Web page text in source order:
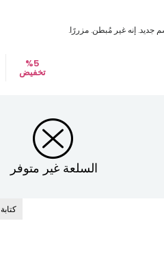
جديد. إنه غير مُبطن. مزررًا.
%5
تخفيض
السلعة غير متوفر